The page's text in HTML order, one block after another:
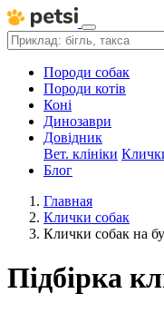
Породи собак
Породи котів
Коні
Динозаври
Довідник
Вет. клініки
Блог
Главная
Клички собак
Клички собак на
Підбірка